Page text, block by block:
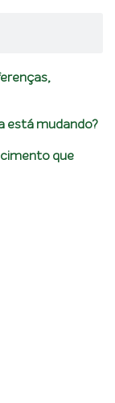
está mudando?
que